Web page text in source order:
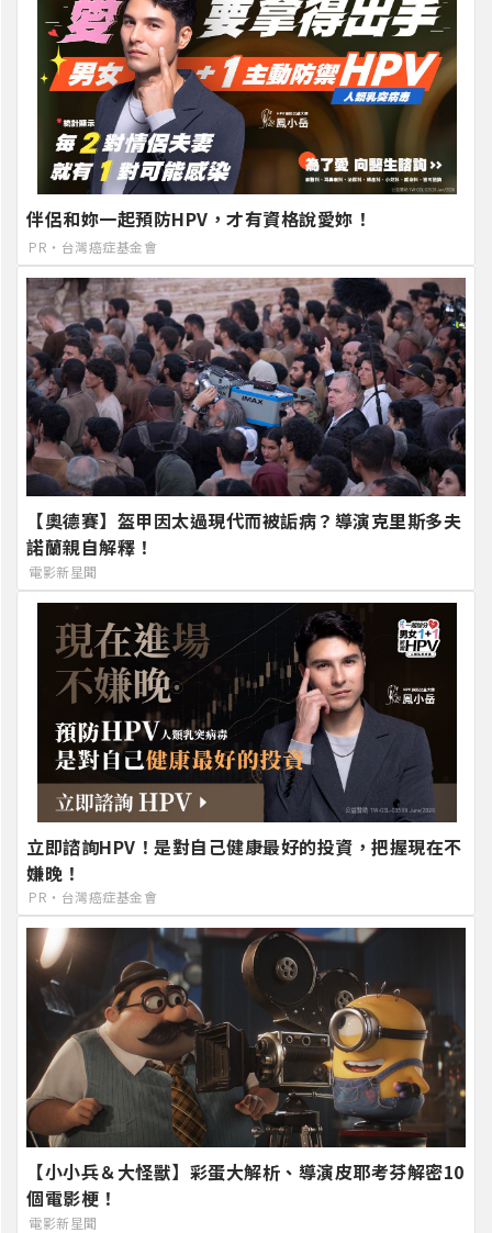
伴侶和妳一起預防HPV，才有資格說愛妳！
PR・台灣癌症基金會
【奧德賽】盔甲因太過現代而被詬病？導演克里斯多夫
諾蘭親自解釋！
電影新星聞
立即諮詢HPV！是對自己健康最好的投資，把握現在不
嫌晚！
PR・台灣癌症基金會
【小小兵＆大怪獸】彩蛋大解析、導演皮耶考芬解密10
個電影梗！
電影新星聞